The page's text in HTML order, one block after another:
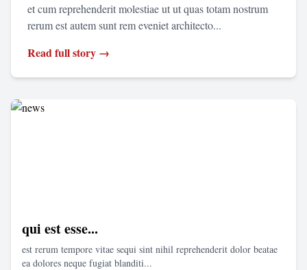
et cum reprehenderit molestiae ut ut quas totam nostrum
rerum est autem sunt rem eveniet architecto...
Read full story →
qui est esse...
est rerum tempore vitae sequi sint nihil reprehenderit dolor beatae
ea dolores neque fugiat blanditi...